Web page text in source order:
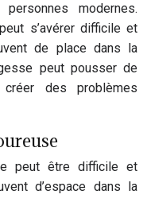
modernes.
s’avérer difficile et
de place dans la
peut pousser de
des problèmes
peut être difficile et
d’espace dans la